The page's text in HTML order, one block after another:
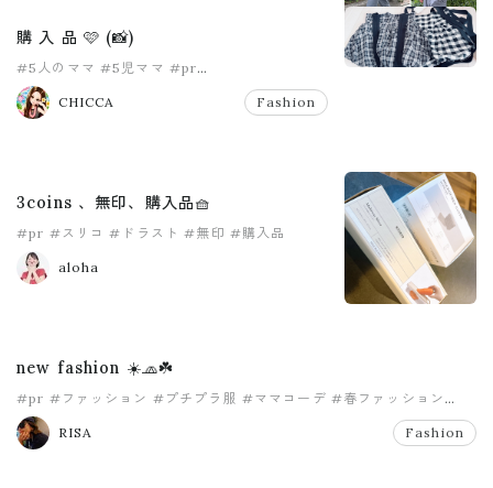
購 入 品 🩷 (📸)
#5人のママ #5児ママ #pr
#ママファッション
#女の子ママ
CHICCA
Fashion
3coins 、無印、購入品🧺
#pr #スリコ #ドラスト #無印 #購入品
aloha
new fashion ☀️🧢☘️
#pr #ファッション #プチプラ服 #ママコーデ #春ファッション
#購入品
RISA
Fashion